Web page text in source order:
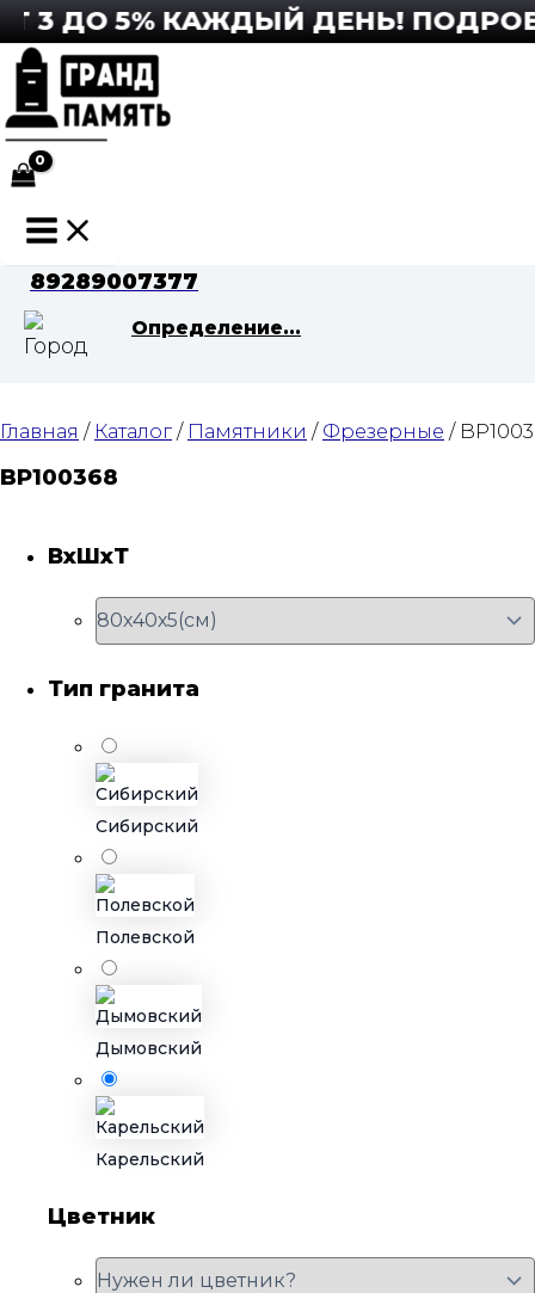
Перейти
к
содержимому
ДО 5% КАЖДЫЙ ДЕНЬ!
Main
Menu
89289007377
Определение...
Главная / Каталог / Памятники / Фрезерные /
BP100368
Тип гранита
Карельский
Дымовский
Полевской
Сибирский
Цветник
ВхШхТ